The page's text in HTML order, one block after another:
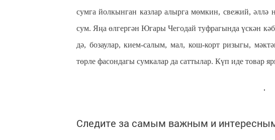
сумга йолкынган казлар алырга мөмкин, свежий, әллә
сум. Яңа өлгергән Югары Чегодай туфрагында үскән
дә, бозаулар, кием-салым, мал, кош-корт ризыгы,
төрле фасондагы сумкалар да саттылар. Күп иде товар
Следите за самым важным и